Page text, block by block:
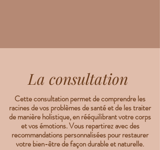
La consultation
Cette consultation permet de comprendre les
racines de vos problèmes de santé et de les traiter
de manière holistique, en rééquilibrant votre corps
et vos émotions. Vous repartirez avec des
recommandations personnalisées pour restaurer
votre bien-être de façon durable et naturelle.